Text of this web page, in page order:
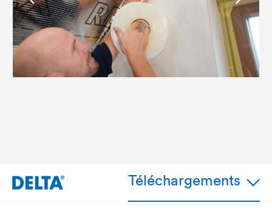
Téléchargements